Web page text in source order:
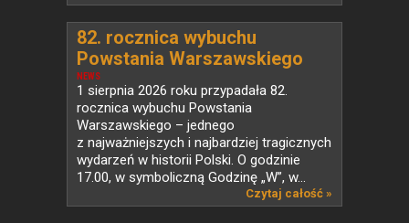
NEWS
82. rocznica wybuchu
Powstania Warszawskiego
1 sierpnia 2026 roku przypadała 82.
rocznica wybuchu Powstania
Warszawskiego – jednego
z najważniejszych i najbardziej tragicznych
wydarzeń w historii Polski. O godzinie
17.00, w symboliczną Godzinę „W”, w...
Czytaj całość »